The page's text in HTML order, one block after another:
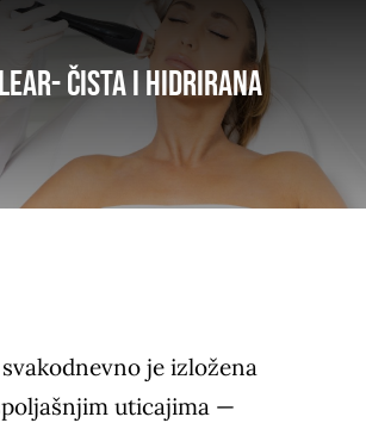
čista i hidrirana
je izložena
uticajima —